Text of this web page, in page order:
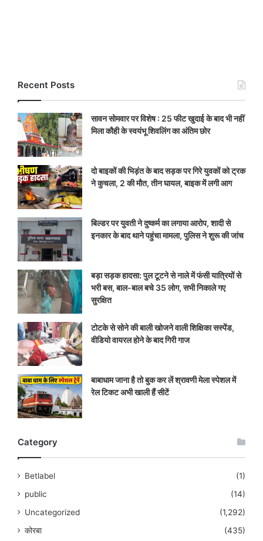
Recent Posts
सावन सोमवार पर विशेष : 25 फीट खुदाई के बाद भी नहीं
मिला कौही के स्वयंभू शिवलिंग का अंतिम छोर
दो बाइकों की भिड़ंत के बाद सड़क पर गिरे युवकों को ट्रक
ने कुचला, 2 की मौत, तीन घायल, बाइक में लगी आग
बिल्डर पर युवती ने दुष्कर्म का लगाया आरोप, शादी से
इनकार के बाद थाने पहुंचा मामला, पुलिस ने शुरू की जांच
बड़ा सड़क हादसा: पुल टूटने से नाले में फंसी यात्रियों से
भरी बस, बाल-बाल बचे 35 लोग, सभी निकाले गए
सुरक्षित
टोटके से सोने की बाली खोजने वाली शिक्षिका सस्पेंड,
वीडियो वायरल होने के बाद गिरी गाज
बाबाधाम जाना है तो बुक कर लें श्रावणी मेला स्पेशल में
रेल टिकट अभी खाली हैं सीटें
Category
Betlabel
(1)
public
(14)
Uncategorized
(1,292)
कोरबा
(435)